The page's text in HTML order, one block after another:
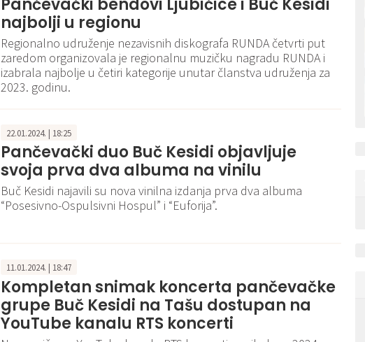
Pančevački bendovi Ljubičice i Buč Kesidi
najbolji u regionu
Regionalno udruženje nezavisnih diskografa RUNDA četvrti put
zaredom organizovala je regionalnu muzičku nagradu RUNDA i
izabrala najbolje u četiri kategorije unutar članstva udruženja za
2023. godinu.
22.01.2024. | 18:25
Pančevački duo Buč Kesidi objavljuje
svoja prva dva albuma na vinilu
Buč Kesidi najavili su nova vinilna izdanja prva dva albuma
“Posesivno-Ospulsivni Hospul” i “Euforija”.
11.01.2024. | 18:47
Kompletan snimak koncerta pančevačke
grupe Buč Kesidi na Tašu dostupan na
YouTube kanalu RTS koncerti